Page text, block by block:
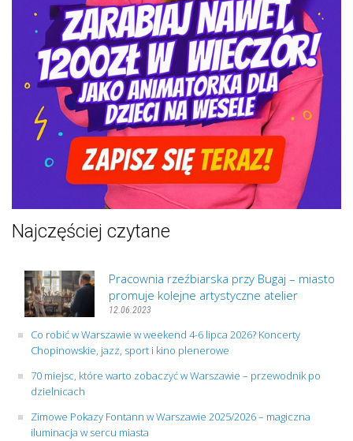
Najczęściej czytane
Pracownia rzeźbiarska przy Bugaj – miasto
promuje kolejne artystyczne atelier
12.06.2023
Co robić w Warszawie w weekend 4-6 lipca 2026? Koncerty
Chopinowskie, jazz, sport i kino plenerowe
70 miejsc, które warto zobaczyć w Warszawie – przewodnik po
dzielnicach
Zimowe Pokazy Fontann w Warszawie 2025/2026 – magiczna
iluminacja w sercu miasta